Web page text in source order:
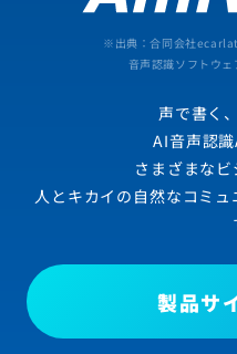
※出典：合同会社
音声認識ソフトウ
声で書く
AI音声認
さまざまなビ
人とキカイの自然なコミ
製品サ